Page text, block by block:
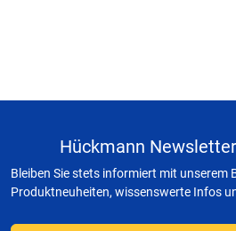
Hückmann Newsletter
Bleiben Sie stets informiert mit unserem
Produktneuheiten, wissenswerte Infos